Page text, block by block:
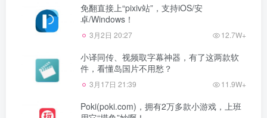
免翻直接上“pixiv站”，支持iOS/安
卓/Windows！
3月2日 20:27 12.7W+
小译同传、视频取字幕神器，有了这两款软
件，看懂岛国片不用愁？
3月17日 21:39 11.9W+
Poki(poki.com)，拥有2万多款小游戏，上班